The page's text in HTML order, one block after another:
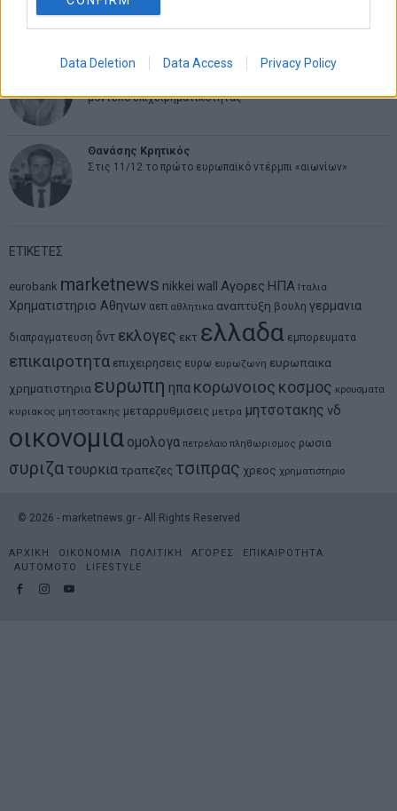
Data Deletion Data Access Privacy Policy
Από την αποθέωση στην καταγγελία: Η Ελλάδα πάντα
ψάχνει τον επόμενο Μεσσία
Νικόλαος Φουρτζής
μοντέλο επιχειρηματικότητας
Θανάσης Κρητικός
Στις 11/12 το πρώτο ευρωπαϊκό ντέρμπι «αιωνίων»
ΕΤΙΚΕΤΕΣ
eurobank marketnews nikkei wall Αγορες ΗΠΑ Ιταλια
Χρηματιστηριο Αθηνων αεπ αθλητικα αναπτυξη βουλη γερμανια
διαπραγματευση δντ εκλογες εκτ ελλαδα εμπορευματα
επικαιροτητα επιχειρησεις ευρω ευρωζωνη ευρωπαικα
χρηματιστηρια ευρωπη ηπα κορωνοιος κοσμος κρουσματα
κυριακος μητσοτακης μεταρρυθμισεις μετρα μητσοτακης νδ
οικονομια ομολογα πετρελαιο πληθωρισμος ρωσια
συριζα τουρκια τραπεζες τσιπρας χρεος χρηματιστηριο
© 2026 - marketnews.gr - All Rights Reserved
ΑΡΧΙΚΗ ΟΙΚΟΝΟΜΙΑ ΠΟΛΙΤΙΚΗ ΑΓΟΡΕΣ
ΕΠΙΚΑΙΡΟΤΗΤΑ
AUTOMOTO
LIFESTYLE